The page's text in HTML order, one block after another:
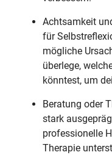
Achtsamkeit
für
mögliche
überlege,
könntest, um
Beratung oder
stark
professionelle
Therapie